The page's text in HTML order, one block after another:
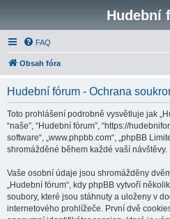
Hudební
FAQ
Obsah fóra
Hudební fórum - Ochrana
Toto prohlášení podrobně vysvětluje jak
“naše”, “Hudební fórum”, “https://
software“, „www.phpbb.com“, „phpBB
shromážděné během každé vaší návštěvy.
Vaše osobní údaje jsou shromážděny
„Hudební fórum“, kdy phpBB vytvoří
soubory, které jsou stáhnuty a uloženy v
internetového prohlížeče. První dvě